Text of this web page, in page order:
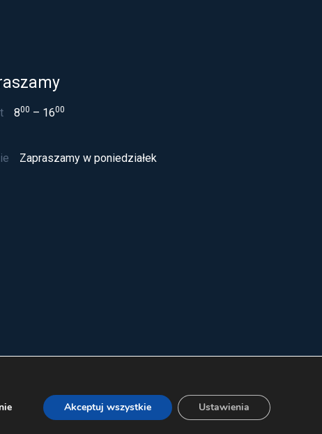
800 – 1600
Zapraszamy w poniedziałek
Akceptuj wszystkie Ustawienia